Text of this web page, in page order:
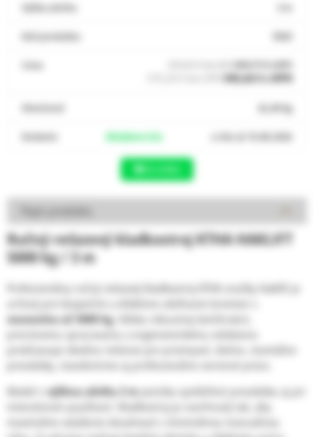
Výška zdvihu
Kód produktu 9583
Cena
392,62 € s DPH
490,77 € s DPH
Hmotnosť 42,40 kg
Dodanie Skladom 6 ks u Vás už 10.08.2026
Popis produktu
Ručný reťazový kladkostroj KTHA HAKLIFT
5000 kg / 3 m
Profesionálny ručný reťazový kladkostroj KTHA značky Haklift
určený pre bezpečné a efektívne zdvíhanie bremien s
nosnosťou až 5000 kg. Vďaka robustnej konštrukcii,
precíznemu spracovaniu a ergonomickému ovládaniu
predstavuje ideálne riešenie pre priemysel, dielne, montážne
Model svýškou zdvihu 3 mponúka spoľahlivú prevádzku aj pri